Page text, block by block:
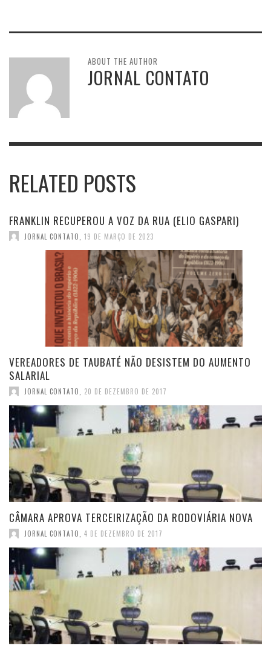
ABOUT THE AUTHOR
JORNAL CONTATO
RELATED POSTS
FRANKLIN RECUPEROU A VOZ DA RUA (ELIO GASPARI)
JORNAL CONTATO 19 DE MARÇO DE 2023
VEREADORES DE TAUBATÉ NÃO DESISTEM DO AUMENTO
SALARIAL
JORNAL CONTATO, 20 DE DEZEMBRO DE 2017
CÂMARA APROVA TERCEIRIZAÇÃO DA RODOVIÁRIA NOVA
JORNAL CONTATO 4 DE DEZEMBRO DE 2017